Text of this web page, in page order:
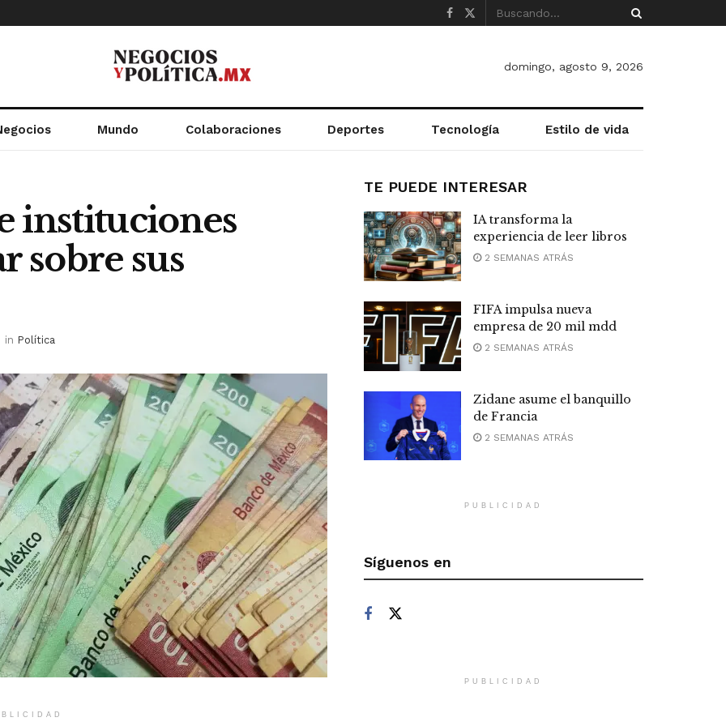
domingo, agosto 9, 2026
Mundo Colaboraciones Deportes Tecnología Estilo de vida
instituciones
sobre sus
in Política
TE PUEDE INTERESAR
IA transforma la
experiencia de leer libros
2 SEMANAS ATRÁS
FIFA impulsa nueva
empresa de 20 mil mdd
2 SEMANAS ATRÁS
Zidane asume el banquillo
de Francia
2 SEMANAS ATRÁS
PUBLICIDAD
Síguenos en
PUBLICIDAD